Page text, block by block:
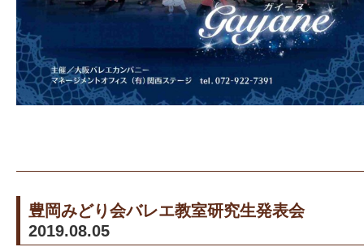
豊岡みどり会バレエ教室研究生発表会
2019.08.05